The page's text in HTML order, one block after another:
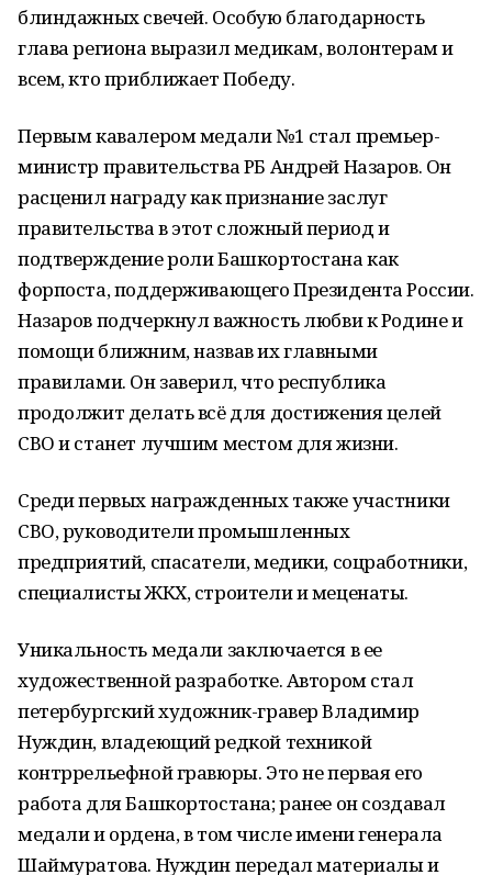
блиндажных свечей. Особую благодарность
глава региона выразил медикам, волонтерам и
всем, кто приближает Победу.
Первым кавалером медали №1 стал премьер-
министр правительства РБ Андрей Назаров. Он
расценил награду как признание заслуг
правительства в этот сложный период и
подтверждение роли Башкортостана как
форпоста, поддерживающего Президента России.
Назаров подчеркнул важность любви к Родине и
помощи ближним, назвав их главными
правилами. Он заверил, что республика
продолжит делать всё для достижения целей
СВО и станет лучшим местом для жизни.
Среди первых награжденных также участники
СВО, руководители промышленных
предприятий, спасатели, медики, соцработники,
специалисты ЖКХ, строители и меценаты.
Уникальность медали заключается в ее
художественной разработке. Автором стал
петербургский художник-гравер Владимир
Нуждин, владеющий редкой техникой
контррельефной гравюры. Это не первая его
работа для Башкортостана; ранее он создавал
медали и ордена, в том числе имени генерала
Шаймуратова. Нуждин передал материалы и